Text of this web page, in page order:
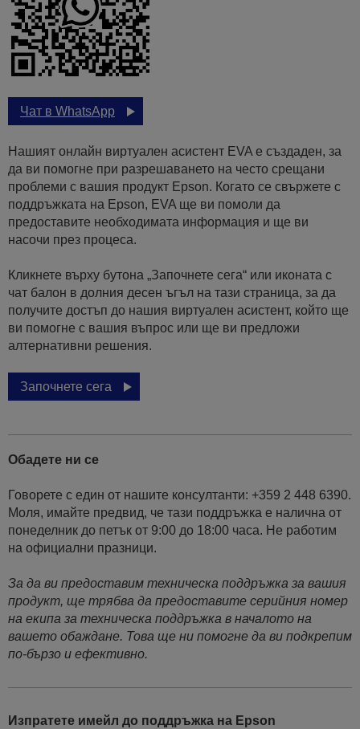
Чат в WhatsApp
Нашият онлайн виртуален асистент EVA е създаден, за
да ви помогне при разрешаването на често срещани
проблеми с вашия продукт Epson. Когато се свържете с
поддръжката на Epson, EVA ще ви помоли да
предоставите необходимата информация и ще ви
насочи през процеса.
Кликнете върху бутона „Започнете сега“ или иконата с
чат балон в долния десен ъгъл на тази страница, за да
получите достъп до нашия виртуален асистент, който ще
ви помогне с вашия въпрос или ще ви предложи
алтернативни решения.
Започнете сега
Обадете ни се
Говорете с един от нашите консултанти: +359 2 448 6390.
Моля, имайте предвид, че тази поддръжка е налична от
понеделник до петък от 9:00 до 18:00 часа. Не работим
на официални празници.
За да ви предоставим техническа поддръжка за вашия
продукт, ще трябва да предоставите серийния номер
на екипа за техническа поддръжка в началото на
вашето обаждане. Това ще ни помогне да ви подкрепим
по-бързо и ефективно.
Изпратете имейл до поддръжка на Epson